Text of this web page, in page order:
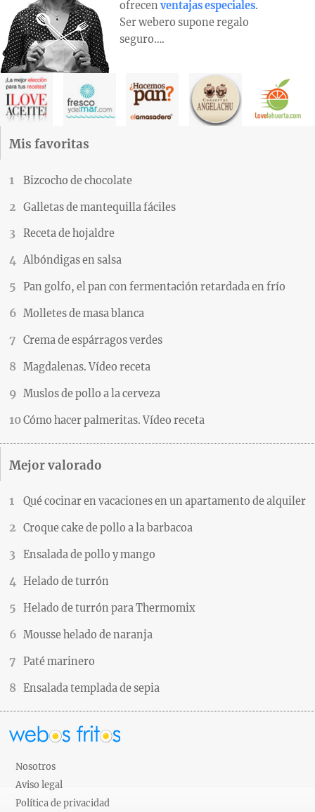
ofrecen ventajas especiales.
Ser webero supone regalo
seguro….
Mis favoritas
Bizcocho de chocolate
Galletas de mantequilla fáciles
Receta de hojaldre
Albóndigas en salsa
Pan golfo, el pan con fermentación retardada en frío
Molletes de masa blanca
Crema de espárragos verdes
Magdalenas. Vídeo receta
Muslos de pollo a la cerveza
Cómo hacer palmeritas. Vídeo receta
Mejor valorado
Qué cocinar en vacaciones en un apartamento de alquiler
Croque cake de pollo a la barbacoa
Ensalada de pollo y mango
Helado de turrón
Helado de turrón para Thermomix
Mousse helado de naranja
Paté marinero
Ensalada templada de sepia
Nosotros
Aviso legal
Política de privacidad